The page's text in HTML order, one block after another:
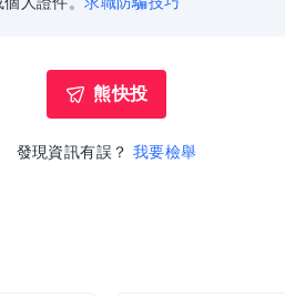
熊快投
發現資訊有誤？ 我要檢舉